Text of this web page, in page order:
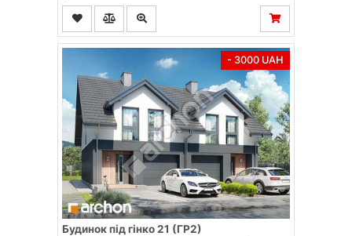
- 3000 UAH
Будинок під гінко 21 (ГР2)